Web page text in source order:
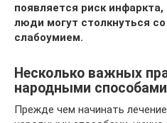
появляется риск
люди могут столкнуться
слабоумием.
Несколько важных
народными способами
Прежде чем начинать